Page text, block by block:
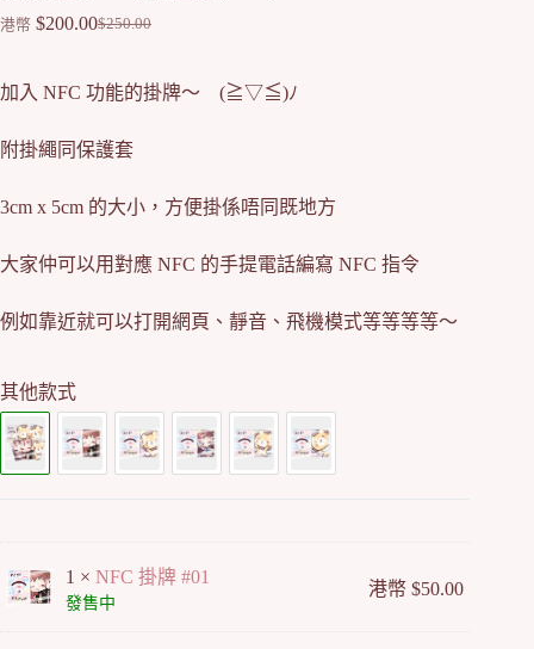
港幣 $250.00
Original
$250.00.
$200.00Current
$200.00.
加入 NFC 功能的掛牌～ (≧▽≦)ﾉ
附掛繩同保護套
3cm x 5cm 的大小，方便掛係唔同既地方
大家仲可以用對應 NFC 的手提電話編寫 NFC 指令
例如靠近就可以打開網頁、靜音、飛機模式等等等等～
其他款式
1 × NFC 掛牌 #01
發售中
港幣 $50.00